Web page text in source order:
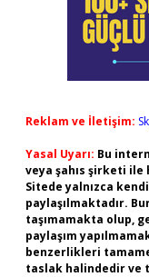
Reklam ve İletişim:
Yasal Uyarı: Bu
veya şahıs şirketi ile
Sitede yalnızca
paylaşılmaktadır.
taşımamakta olup,
paylaşım
benzerlikleri
taslak halindedir ve